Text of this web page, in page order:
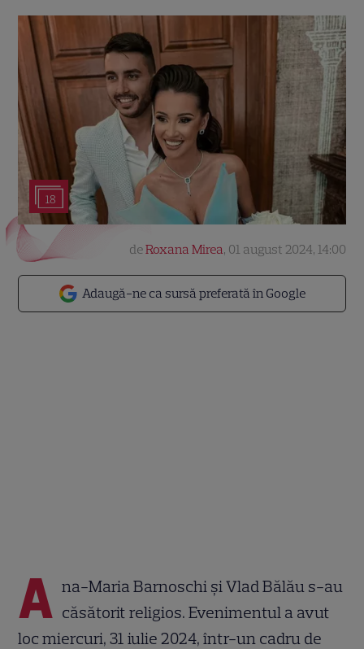
18
Adaugă-ne ca sursă preferată în Google
deRoxana Mirea, 01 august 2024, 14:00
A na-Maria Barnoschi și Vlad Bălău s-au
căsătorit religios. Evenimentul a avut
loc miercuri, 31 iulie 2024, într-un cadru de